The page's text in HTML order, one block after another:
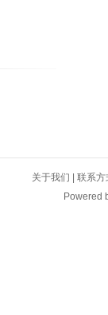
关于我们
联系方
Powered